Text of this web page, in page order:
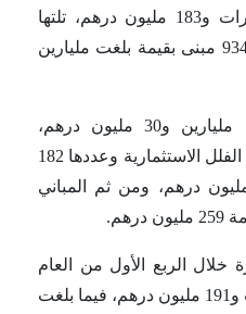
الماضي، مسجلة سبعة مليارات و183 مليون درهم، تلتها
مباني الفلل الخاصة وعددها 934 مبنى بقيمة بلغت مليارين
وبلغت قيمة المباني العامة مليارين و30 مليون درهم،
وعددها 103 مبان، تلتها مباني الفلل الاستثمارية وعددها 182
بقيمة بلغت نحو 330 مليون درهم، ومن ثم المباني
خلال الربع الأول من العام
الجاري إلى مكساوي مليارات و191 مليون درهم، فيما بلغت